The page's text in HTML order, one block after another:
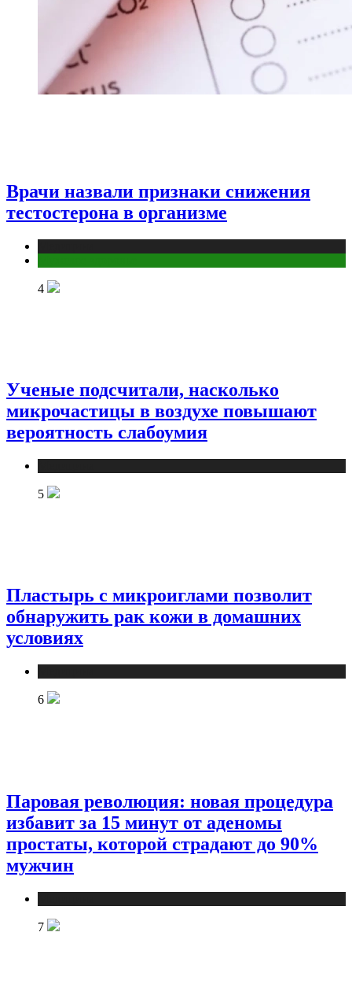
Врачи назвали признаки снижения
тестостерона в организме
4
Ученые подсчитали, насколько
микрочастицы в воздухе повышают
вероятность слабоумия
5
Пластырь с микроиглами позволит
обнаружить рак кожи в домашних
условиях
6
Паровая революция: новая процедура
избавит за 15 минут от аденомы
простаты, которой страдают до 90%
мужчин
7